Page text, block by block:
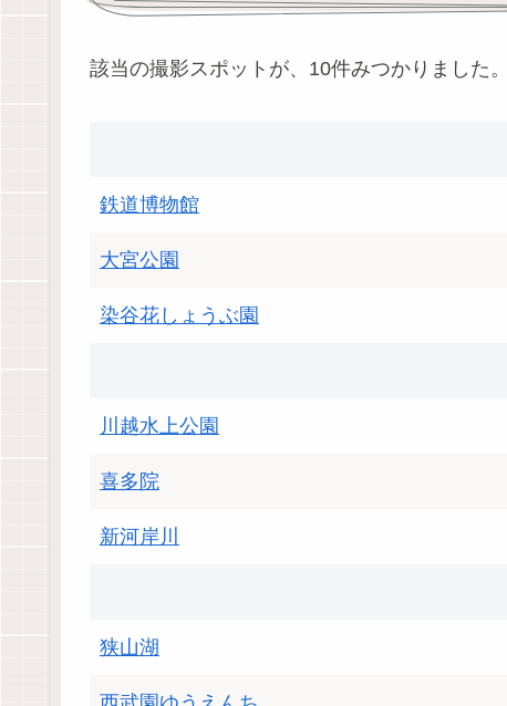
該当の撮影スポットが、10件みつかりました。
鉄道博物館
大宮公園
染谷花しょうぶ園
川越水上公園
喜多院
新河岸川
狭山湖